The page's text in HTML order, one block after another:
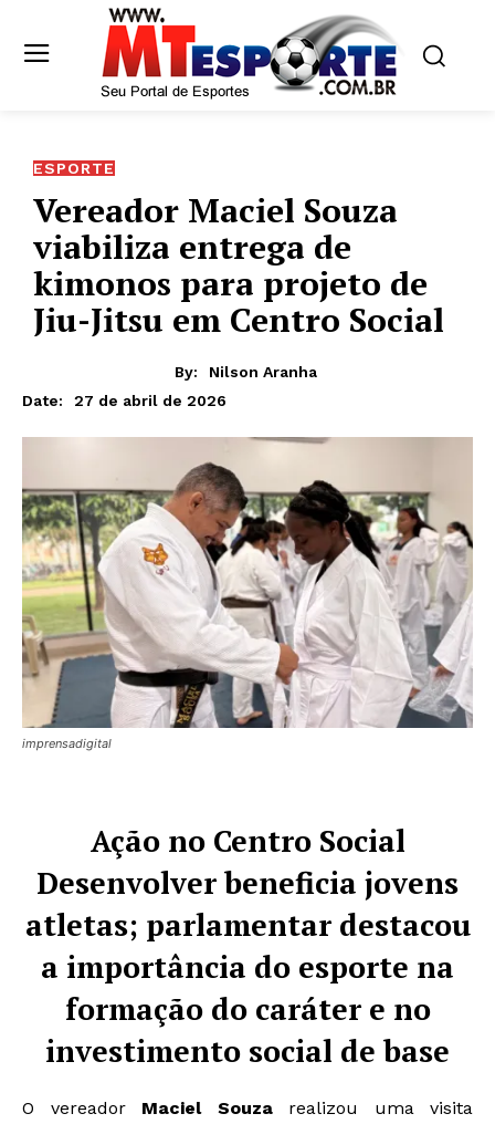
ESPORTE
Vereador Maciel Souza
viabiliza entrega de
kimonos para projeto de
Jiu-Jitsu em Centro Social
By:
Nilson Aranha
Date:
27 de abril de 2026
imprensadigital
Ação no Centro Social
Desenvolver beneficia jovens
atletas; parlamentar destacou
a importância do esporte na
formação do caráter e no
investimento social de base
O vereador Maciel Souzarealizou uma visita